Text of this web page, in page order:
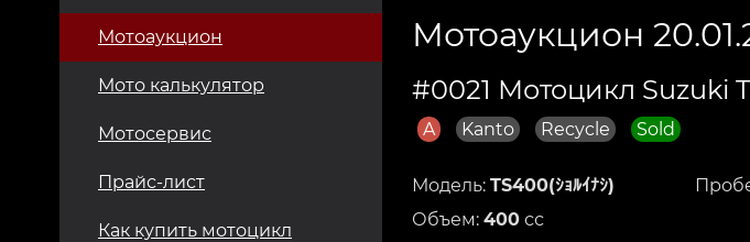
Мотоаукцион
Мото калькулятор
Мотосервис
Прайс-лист
Как купить мотоцикл
Мотоаукцион
#0021 Мотоцикл Suzuki
A Kanto Recycle Sold
Модель: TS400(ｼｮﾙｲﾅｼ)
Объем: 400сс